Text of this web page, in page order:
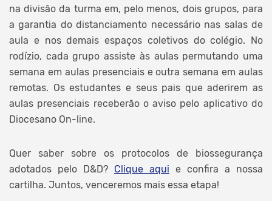
na divisão da turma em, pelo menos, dois grupos, para
a garantia do distanciamento necessário nas salas de
aula e nos demais espaços coletivos do colégio. No
rodízio, cada grupo assiste às aulas permutando uma
semana em aulas presenciais e outra semana em aulas
remotas. Os estudantes e seus pais que aderirem as
aulas presenciais receberão o aviso pelo aplicativo do
Diocesano On-line.
Quer saber sobre os protocolos de biossegurança
adotados pelo D&D? Clique aqui e confira a nossa
cartilha. Juntos, venceremos mais essa etapa!